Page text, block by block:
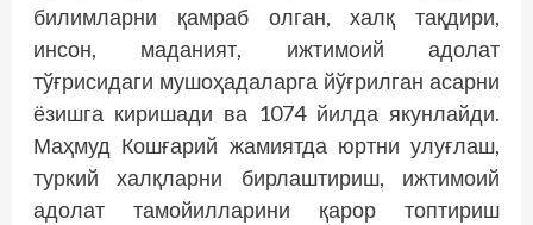
билимларни қамраб олган, халқ тақдири,
инсон, маданият, ижтимоий адолат
тўғрисидаги мушоҳадаларга йўғрилган асарни
ёзишга киришади ва 1074 йилда якунлайди.
Маҳмуд Кошғарий жамиятда юртни улуғлаш,
туркий халқларни бирлаштириш, ижтимоий
адолат тамойилларини қарор топтириш